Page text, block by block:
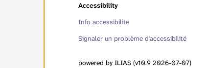
Accessibility
Info accessibilité
Signaler un problème d'accessibilité
powered by ILIAS (v10.9 2026-07-07)